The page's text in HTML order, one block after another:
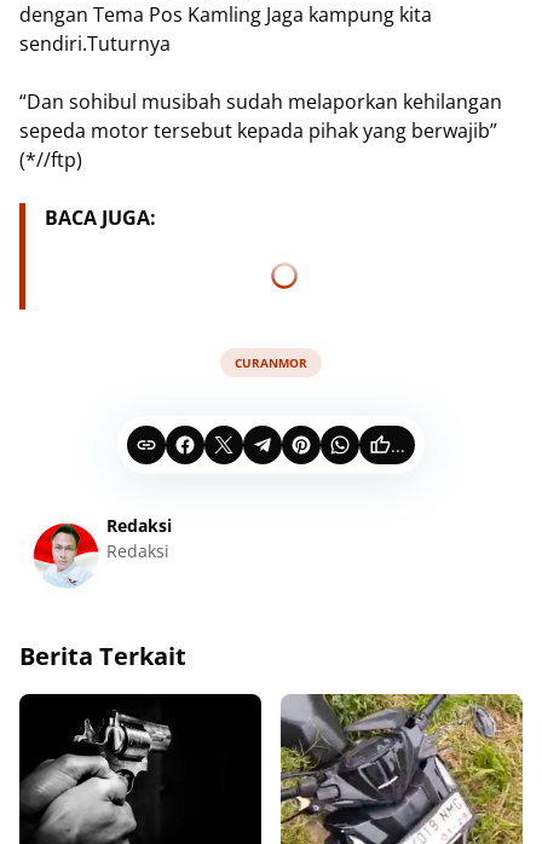
dengan Tema Pos Kamling Jaga kampung kita
sendiri.Tuturnya
“Dan sohibul musibah sudah melaporkan kehilangan
sepeda motor tersebut kepada pihak yang berwajib”
(*//ftp)
BACA JUGA:
CURANMOR
...
Redaksi
Redaksi
Berita Terkait